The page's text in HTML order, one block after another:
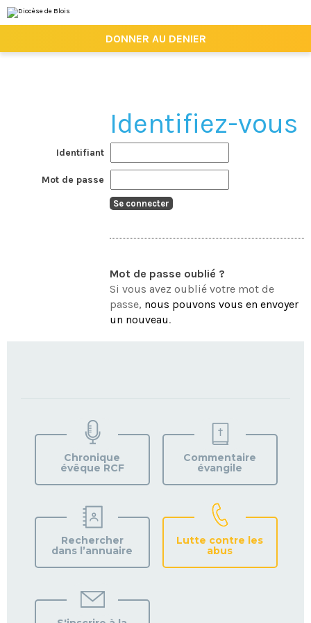
au
contenu.
la
personnels
DONNER AU DENIER
Identifiant
Mot de passe
Mot de passe oublié ?
Si vous avez oublié votre mot de
passe, nous pouvons vous en envoyer
un nouveau.
VOTRE
PAROISSE
Chronique
évêque RCF
Commentaire
évangile
Rechercher
dans l’annuaire
Lutte contre les
abus